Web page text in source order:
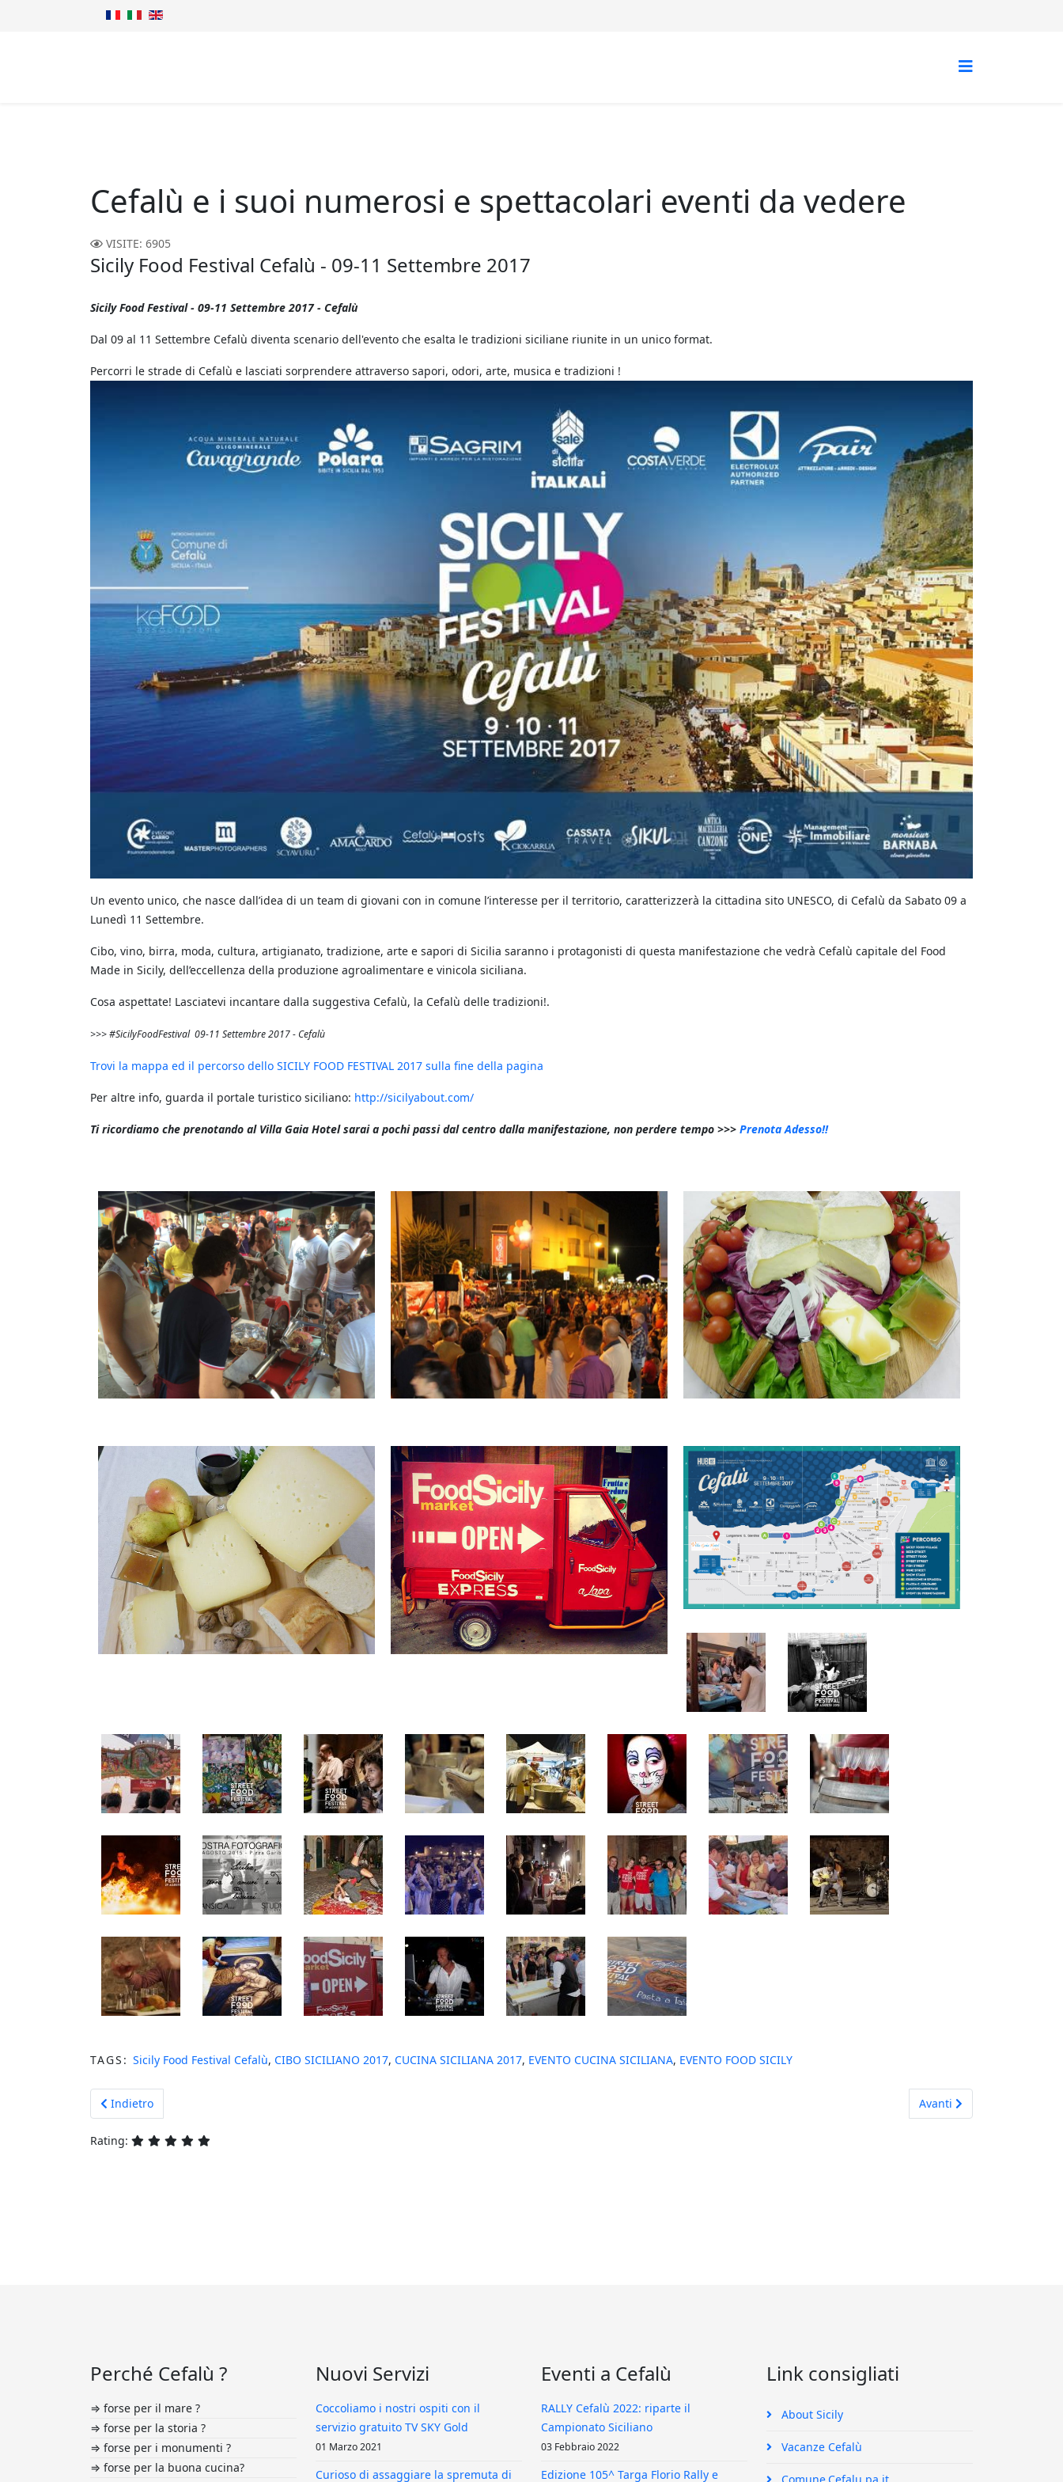
Cefalù e i suoi numerosi e spettacolari eventi da vedere
VISITE: 6905
Sicily Food Festival Cefalù - 09-11 Settembre 2017
Sicily Food Festival - 09-11 Settembre 2017 - Cefalù
Dal 09 al 11 Settembre Cefalù diventa scenario dell'evento che esalta le tradizioni siciliane riunite in un unico format.
Percorri le strade di Cefalù e lasciati sorprendere attraverso sapori, odori, arte, musica e tradizioni !
Un evento unico, che nasce dall’idea di un team di giovani con in comune l’interesse per il territorio, caratterizzerà la cittadina sito UNESCO, di Cefalù da Sabato 09 a
Lunedì 11 Settembre.
Cibo, vino, birra, moda, cultura, artigianato, tradizione, arte e sapori di Sicilia saranno i protagonisti di questa manifestazione che vedrà Cefalù capitale del Food
Made in Sicily, dell’eccellenza della produzione agroalimentare e vinicola siciliana.
Cosa aspettate! Lasciatevi incantare dalla suggestiva Cefalù, la Cefalù delle tradizioni!.
>>> #SicilyFoodFestival 09-11 Settembre 2017 - Cefalù
Trovi la mappa ed il percorso dello SICILY FOOD FESTIVAL 2017 sulla fine della pagina
Per altre info, guarda il portale turistico siciliano: http://sicilyabout.com/
Ti ricordiamo che prenotando al Villa Gaia Hotel sarai a pochi passi dal centro dalla manifestazione, non perdere tempo >>> Prenota Adesso!!
TAGS: Sicily Food Festival Cefalù, CIBO SICILIANO 2017, CUCINA SICILIANA 2017, EVENTO CUCINA SICILIANA, EVENTO FOOD SICILY
Previous article: MALJK Discoteca - 16 Settembre: Closing Party 2017
Indietro Next article: MALJK
Avanti
Rating:
Perché Cefalù ?
⇒ forse per il mare ?
⇒ forse per la storia ?
⇒ forse per i monumenti ?
⇒ forse per la buona cucina?
Nuovi Servizi
Coccoliamo i nostri ospiti con il
servizio gratuito TV SKY Gold
01 Marzo 2021
Curioso di assaggiare la spremuta di
Eventi a Cefalù
RALLY Cefalù 2022: riparte il
Campionato Siciliano
03 Febbraio 2022
Edizione 105^ Targa Florio Rally e
Link consigliati
About Sicily
Vacanze Cefalù
Comune.Cefalu.pa.it